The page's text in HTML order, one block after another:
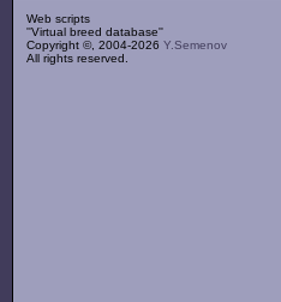
Web scripts
''Virtual breed database''
Copyright ©, 2004-2026 Y.Semenov
All rights reserved.